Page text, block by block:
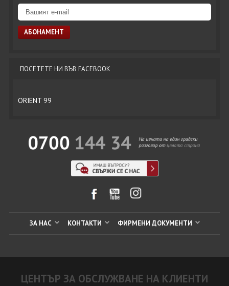
ПОСЕТЕТЕ НИ ВЪВ FACEBOOK
ORIENT 99
ЗА НАС КОНТАКТИ ФИРМЕНИ ДОКУМЕНТИ
ЦЕНТЪР ЗА ОБСЛУЖВАНЕ НА КЛИЕНТИ